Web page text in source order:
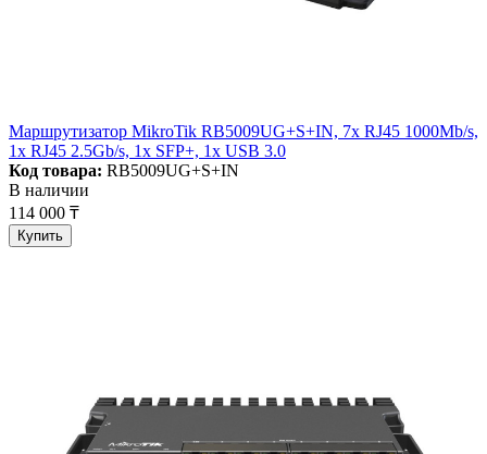
Маршрутизатор MikroTik RB5009UG+S+IN, 7x RJ45 1000Mb/s,
1x RJ45 2.5Gb/s, 1x SFP+, 1x USB 3.0
Код товара: RB5009UG+S+IN
В наличии
114 000 ₸
Купить